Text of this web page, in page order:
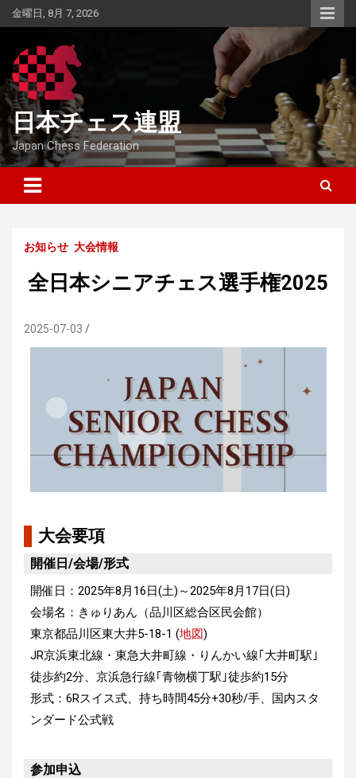
Skip
to
金曜日, 8月 7, 2026
日本チェス連盟
Japan Chess Federation
お知らせ 大会情報
全日本シニアチェス選手権2025
2025-07-03
大会要項
開催日/会場/形式
開催日：2025年8月16日(土)～2025年8月17日(日)
会場名：きゅりあん（品川区総合区民会館）
東京都品川区東大井5-18-1 (地図)
JR京浜東北線・東急大井町線・りんかい線｢大井町駅｣
徒歩約2分、京浜急行線｢青物横丁駅｣徒歩約15分
形式：6Rスイス式、持ち時間45分+30秒/手、国内スタ
ンダード公式戦
参加申込